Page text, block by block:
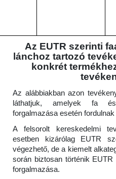
Az EUTR szerinti
lánchoz tartozó
konkrét
Az alábbiakban azon
láthatjuk, amelyek fa és
forgalmazása esetén fordulnak
A felsorolt kereskedelmi
esetben kizárólag EUTR
végezhető, de a kiemelt
során biztosan történik
forgalmazása.